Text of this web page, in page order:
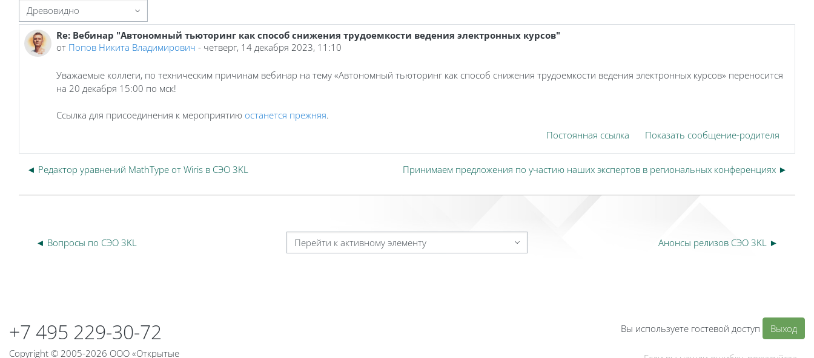
Режим отображения
Re: Вебинар "Автономный тьюторинг как способ снижения трудоемкости ведения электронных курсов"
от Попов Никита Владимирович - четверг, 14 декабря 2023, 11:10
Количество ответов: 0
Уважаемые коллеги, по техническим причинам вебинар на тему «Автономный тьюторинг как способ снижения трудоемкости ведения электронных курсов» переносится
на 20 декабря 15:00 по мск!
Ссылка для присоединения к мероприятию останется прежняя.
Постоянная ссылка
Показать сообщение-родителя
◄ Редактор уравнений MathType от Wiris в СЭО 3KL Принимаем предложения по участию наших экспертов в региональных конференциях ►
◄ Вопросы по СЭО 3KL Перейти к активному элементу Анонсы релизов СЭО 3KL ►
+7 495 229-30-72
Copyright © 2005-2026 ООО «Открытые
Вы используете гостевой доступ Выход